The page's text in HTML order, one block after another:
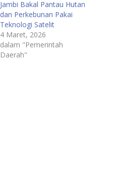
Jambi Bakal Pantau Hutan
dan Perkebunan Pakai
Teknologi Satelit
4 Maret, 2026
dalam "Pemerintah
Daerah"